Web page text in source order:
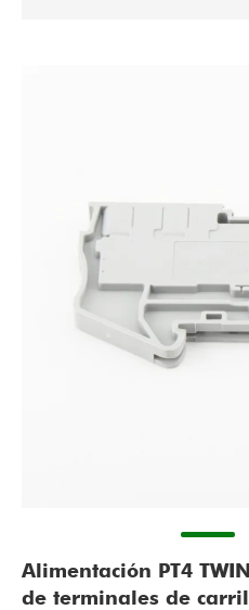
Alimentación PT4
de terminales de